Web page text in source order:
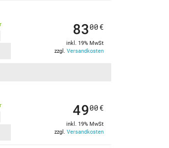
8300 €
inkl. 19% MwSt
zzgl. Versandkosten
4900 €
inkl. 19% MwSt
zzgl. Versandkosten